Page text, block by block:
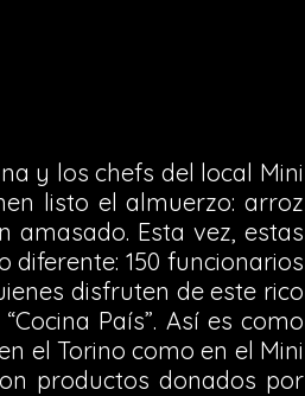
y los chefs del local Mini
listo el almuerzo: arroz
Esta vez, estas
150 funcionarios
disfruten de este rico
País”. Así es como
el Torino como en el Mini
productos donados por